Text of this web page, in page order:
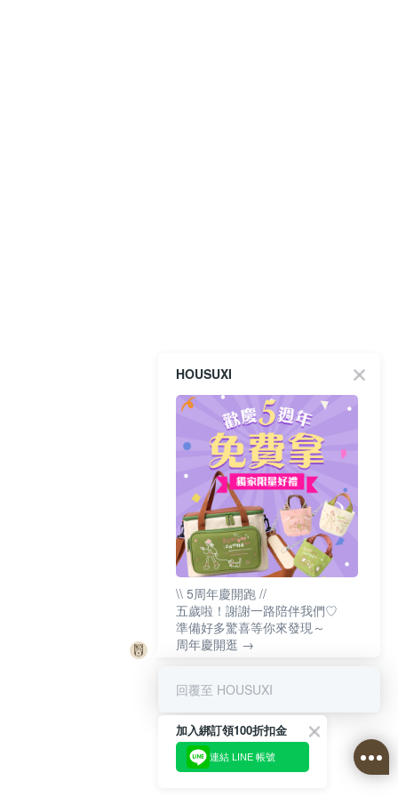
HOUSUXI
\\ 5周年慶開跑 //
五歲啦！謝謝一路陪伴我們♡
準備好多驚喜等你來發現～
周年慶開逛 →
回覆至 HOUSUXI
加入綁訂領100折扣金
連結 LINE 帳號